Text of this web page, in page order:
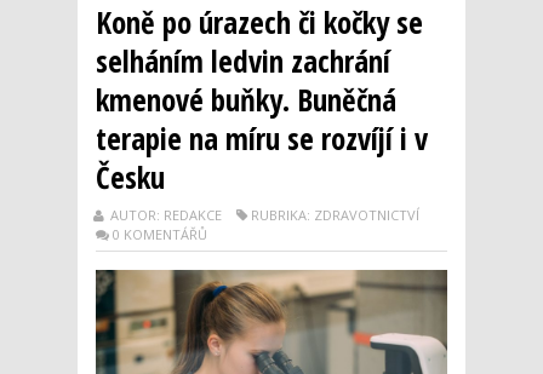
Koně po úrazech či kočky se
selháním ledvin zachrání
kmenové buňky. Buněčná
terapie na míru se rozvíjí i v
Česku
AUTOR: REDAKCE
RUBRIKA: ZDRAVOTNICTVÍ
0 KOMENTÁŘŮ